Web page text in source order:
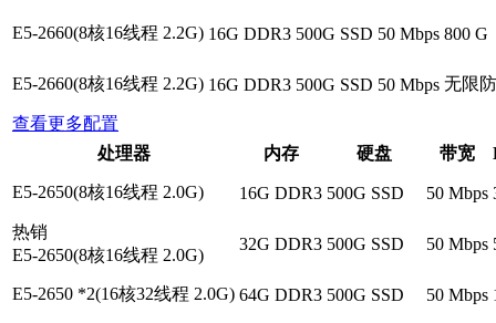
E5-2660(8核16线程 2.2G) 16G DDR3 500G SSD 50 Mbps 800 G
E5-2660(8核16线程 2.2G) 16G DDR3 500G SSD 50 Mbps 无限防
查看更多配置
处理器
内存 硬盘 带宽
E5-2650(8核16线程 2.0G) 16G DDR3 500G SSD 50 Mbps
热销
E5-2650(8核16线程 2.0G)
32G DDR3 500G SSD 50 Mbps
E5-2650 *2(16核32线程 2.0G) 64G DDR3 500G SSD 50 Mbps